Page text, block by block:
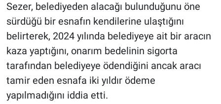
Sezer, belediyeden alacağı bulunduğunu öne
sürdüğü bir esnafın kendilerine ulaştığını
belirterek, 2024 yılında belediyeye ait bir aracın
kaza yaptığını, onarım bedelinin sigorta
tarafından belediyeye ödendiğini ancak aracı
tamir eden esnafa iki yıldır ödeme
yapılmadığını iddia etti.